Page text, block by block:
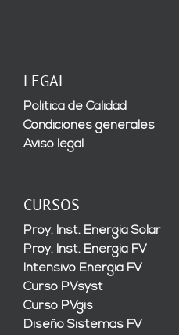
LEGAL
Política de Calidad
Condiciones generales
Aviso legal
CURSOS
Proy. Inst. Energía Solar
Proy. Inst. Energía FV
Intensivo Energía FV
Curso PVsyst
Curso PVgis
Diseño Sistemas FV